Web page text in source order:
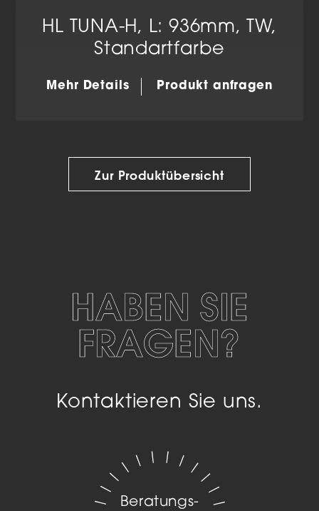
HL TUNA-H, L: 936mm, TW,
Standartfarbe
Mehr Details Produkt anfragen
Zur Produktübersicht
HABEN SIE
FRAGEN?
Kontaktieren Sie uns.
Beratungs­